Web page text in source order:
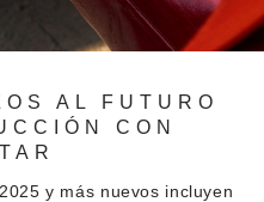
AL FUTURO
CON
y más nuevos incluyen